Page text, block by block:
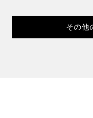
その他